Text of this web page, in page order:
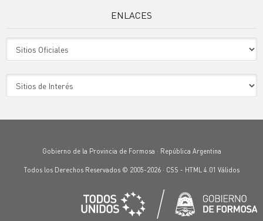
ENLACES
Gobierno de la Provincia de Formosa · República Argentina
Todos los Derechos Reservados © 2005-2026 · CSS - HTML 4.01 Válidos